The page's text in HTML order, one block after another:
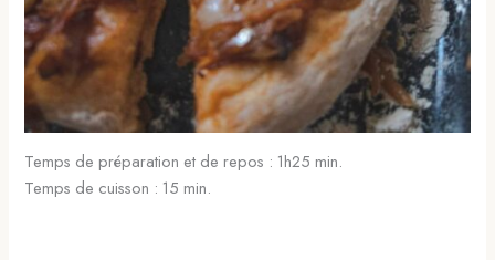
Temps de préparation et de repos : 1h25 min.
Temps de cuisson : 15 min.